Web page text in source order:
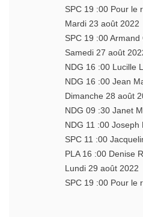
SPC 19 :00 Pour le
Mardi 23
SPC 19 :00
Samedi 27
NDG 16 :00 Lucille
NDG 16 :00 Jean
Dimanche 28
NDG 09 :30 Janet
NDG 11 :00
SPC 11 :00
PLA 16 :00 Denise
Lundi 29
SPC 19 :00 Pour le